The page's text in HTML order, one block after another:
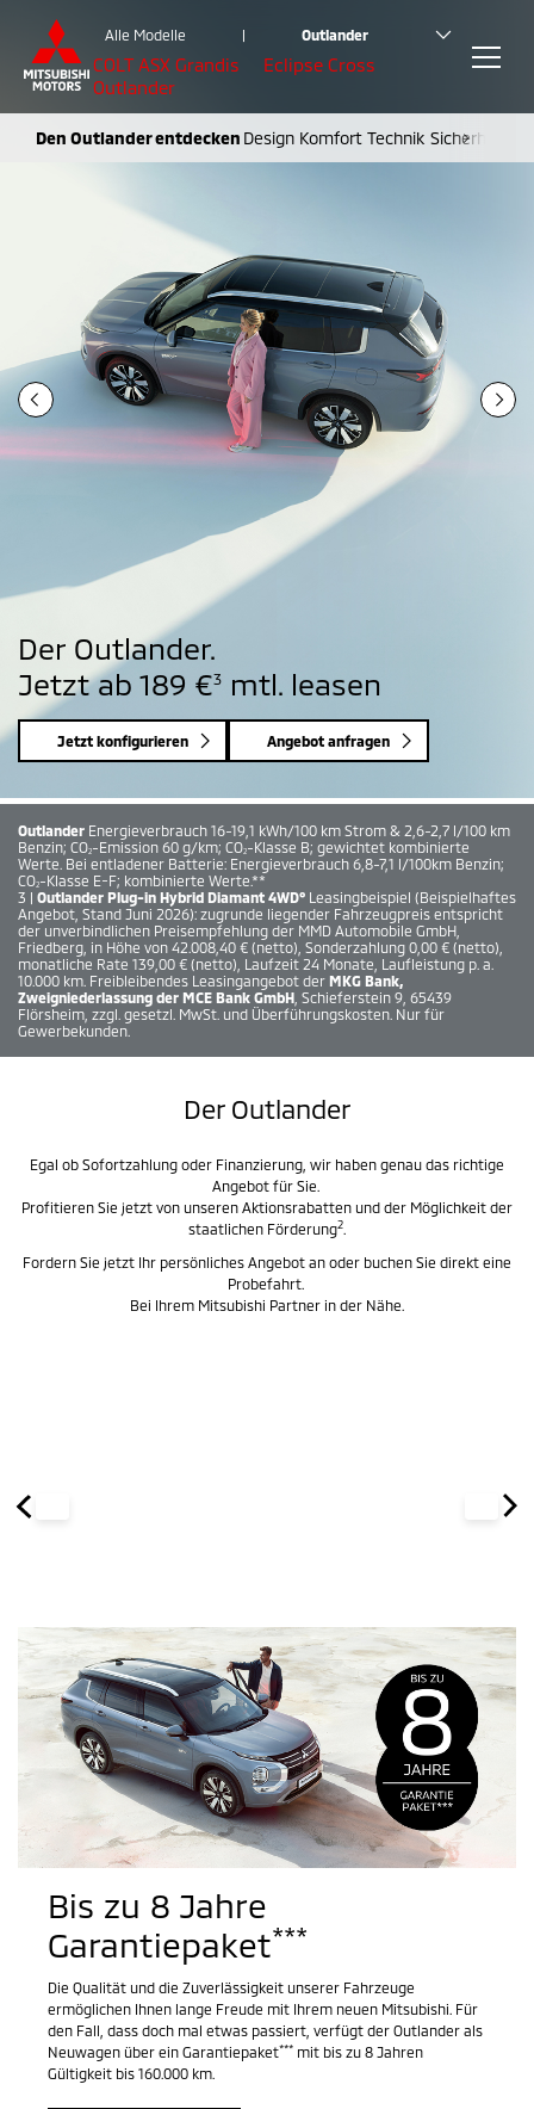
Alle Modelle | Outlander
COLT ASX Grandis
Eclipse Cross
Outlander
189 €3mtl. leasen
Angebot anfragen
16-19,1 kWh/100 km Strom & 2,6-2,7 l/100 km
60 g/km; CO2-Klasse B; gewichtet kombinierte
Batterie: Energieverbrauch 6,8-7,1 l/100km Benzin;
kombinierte Werte.**
in Hybrid Diamant 4WD°Leasingbeispiel (Beispielhaftes
Juni 2026): zugrunde liegender Fahrzeugpreis entspricht
Preisempfehlung der MMD Automobile GmbH,
von 42.008,40 € (netto), Sonderzahlung 0,00 € (netto),
139,00 € (netto), Laufzeit 24 Monate, Laufleistung p. a.
Leasingangebot derMKG Bank,
der MCE Bank GmbH, Schieferstein 9, 65439
gesetzl. MwSt. und Überführungskosten. Nur für
Outlander
Benzin; CO
Werte. Bei
CO2-Klasse E-
Den Outlander entdecken Design Komfort Technik Sicherheit
Der Outlander
Egal ob Sofortzahlung oder Finanzierung, wir haben genau das richtige
Angebot für Sie.
Profitieren Sie jetzt von unseren Aktionsrabatten und der Möglichkeit der
staatlichen Förderung2
Fordern Sie jetzt Ihr persönliches Angebot an oder buchen Sie direkt eine
Probefahrt.
Bei Ihrem Mitsubishi Partner in der Nähe.
Bis zu 8 Jahre
Garantiepaket***
Die Qualität und die Zuverlässigkeit unserer Fahrzeuge
ermöglichen Ihnen lange Freude mit Ihrem neuen Mitsubishi. Für
den Fall, dass doch mal etwas passiert, verfügt der Outlander als
Neuwagen über ein Garantiepaket*** mit bis zu 8 Jahren
Gültigkeit bis 160.000 km.